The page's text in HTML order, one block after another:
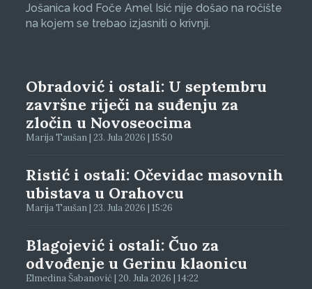
Jošanica kod Foče Amel Isić nije došao na ročište
na kojem se trebao izjasniti o krivnji.
Obradović i ostali: U septembru
završne riječi na suđenju za
zločin u Novoseocima
Marija Taušan | 23. Jula 2026 | 15:50
Ristić i ostali: Očevidac masovnih
ubistava u Orahovcu
Marija Taušan | 23. Jula 2026 | 15:26
Blagojević i ostali: Čuo za
odvođenje u Gerinu klaonicu
Elmedina Šabanović | 20. Jula 2026 | 14:22